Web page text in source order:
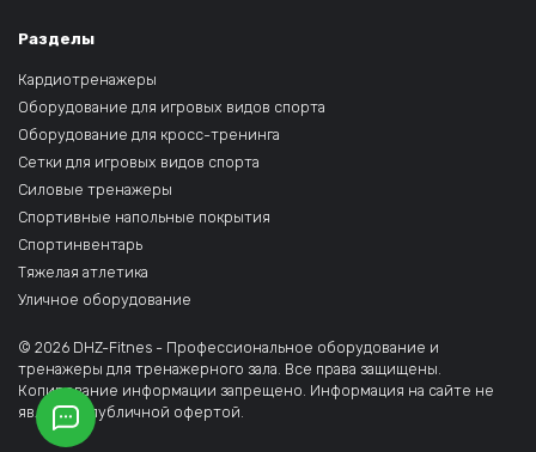
Разделы
Кардиотренажеры
Оборудование для игровых видов спорта
Оборудование для кросс-тренинга
Сетки для игровых видов спорта
Силовые тренажеры
Спортивные напольные покрытия
Спортинвентарь
Тяжелая атлетика
Уличное оборудование
© 2026 DHZ-Fitnes - Профессиональное оборудование и
тренажеры для тренажерного зала. Все права защищены.
Копирование информации запрещено. Информация на сайте не
является публичной офертой.